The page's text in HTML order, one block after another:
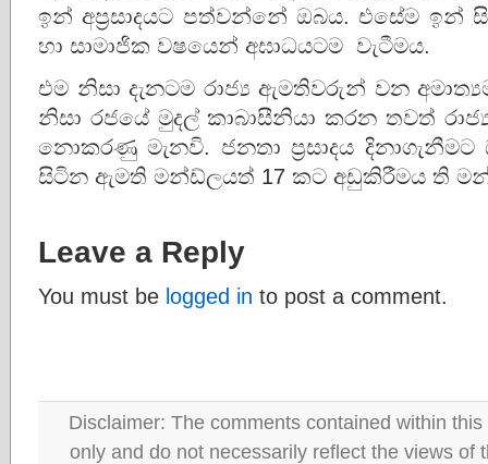
ඉන් අප්‍රසාදයට පත්වන්නේ ඔබය. එසේම
හා සාමාජික වෂයෙන් අඝාධයටම වැටීමය.
එම නිසා දැනටම රාජ්‍ය ඇමතිවරුන් වන
නිසා රජයේ මුදල් කාබාසීනියා කරන තවත්
නොකරණු මැනවි. ජනතා ප්‍රසාදය
සිටින ඇමති මන්ඩ්ලයත් 17 කට අඩුකිරීමය ති
Leave a Reply
You must be logged in to post a comment.
Disclaimer: The comments contained within
only and do not necessarily reflect the views of